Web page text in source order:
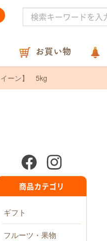
お買い物
イーン】 5kg
商品カテゴリ
ギフト
フルーツ・果物